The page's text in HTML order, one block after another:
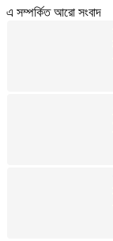
এ সম্পর্কিত আরো সংবাদ